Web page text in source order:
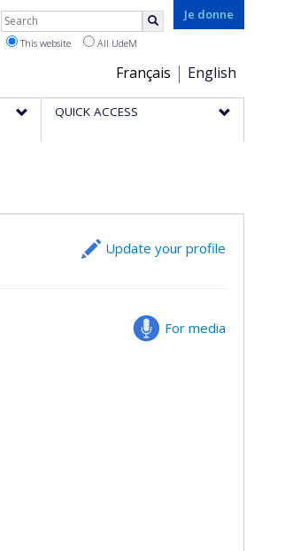
Je donne
Choix
de
la
Français English
Rechercher
This website All UdeM
QUICK ACCESS
Update your profile
For media